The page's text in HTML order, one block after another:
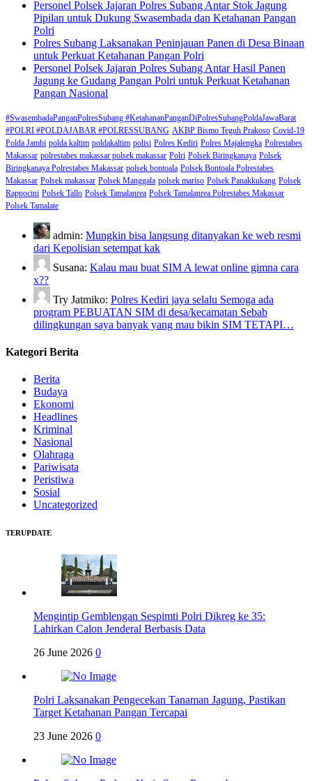
Personel Polsek Jajaran Polres Subang Antar Stok Jagung
Pipilan untuk Dukung Swasembada dan Ketahanan Pangan
Polri
Polres Subang Laksanakan Peninjauan Panen di Desa Binaan
untuk Perkuat Ketahanan Pangan Polri
Personel Polsek Jajaran Polres Subang Antar Hasil Panen
Jagung ke Gudang Pangan Polri untuk Perkuat Ketahanan
Pangan Nasional
#SwasembadaPanganPolresSubang #KetahananPanganDiPolresSubangPoldaJawaBarat
#POLRI #POLDAJABAR #POLRESSUBANG AKBP Bismo Teguh Prakoso Covid-19
Polda Jambi polda kaltim poldakaltim polisi Polres Kediri Polres Majalengka Polrestabes
Makassar polrestabes makassar polsek makassar Polri Polsek Biringkanaya Polsek
Biringkanaya Polrestabes Makassar polsek bontoala Polsek Bontoala Polrestabes
Makassar Polsek makassar Polsek Manggala polsek mariso Polsek Panakkukang Polsek
Rappocini Polsek Tallo Polsek Tamalanrea Polsek Tamalanrea Polrestabes Makassar
Polsek Tamalate
admin: Mungkin bisa langsung ditanyakan ke web resmi
dari Kepolisian setempat kak
Susana: Kalau mau buat SIM A lewat online gimna cara
x??
Try Jatmiko: Polres Kediri jaya selalu Semoga ada
program PEBUATAN SIM di desa/kecamatan Sebab
dilingkungan saya banyak yang mau bikin SIM TETAPI…
Kategori Berita
Berita
Budaya
Ekonomi
Headlines
Kriminal
Nasional
Olahraga
Pariwisata
Peristiwa
Sosial
Uncategorized
TERUPDATE
Mengintip Gemblengan Sespimti Polri Dikreg ke 35:
Lahirkan Calon Jenderal Berbasis Data
26 June 2026 0
Polri Laksanakan Pengecekan Tanaman Jagung, Pastikan
Target Ketahanan Pangan Tercapai
23 June 2026 0